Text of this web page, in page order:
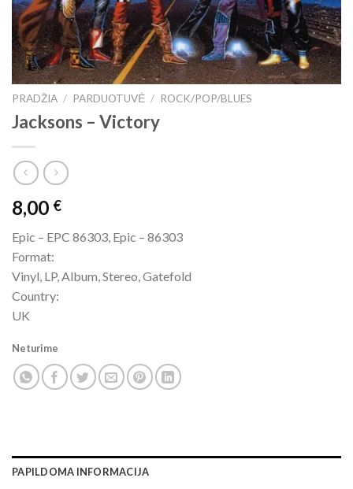
PRADŽIA / PARDUOTUVĖ / ROCK/POP/BLUES
Jacksons ‎– Victory
8,00 €
Epic ‎– EPC 86303, Epic ‎– 86303
Format:
Vinyl, LP, Album, Stereo, Gatefold
Country:
UK
Neturime
PAPILDOMA INFORMACIJA